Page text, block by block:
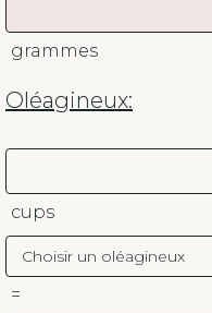
grammes
Oléagineux:
cups
=